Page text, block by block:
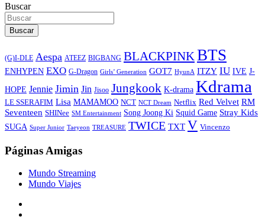
Buscar
Buscar
(G)I-DLE Aespa ATEEZ BIGBANG BLACKPINKBTS
ENHYPEN EXO G-Dragon Girls’ Generation GOT7 HyunA ITZY IU IVE J-
HOPE Jennie Jimin Jin Jisoo Jungkook K-drama Kdrama
LE SSERAFIM Lisa MAMAMOO NCT NCT Dream Netflix Red Velvet RM
Seventeen SHINee SM Entertainment Song Joong Ki Squid Game Stray Kids
SUGA Super Junior Taeyeon TREASURE TWICE TXT V Vincenzo
Páginas Amigas
Mundo Streaming
Mundo Viajes